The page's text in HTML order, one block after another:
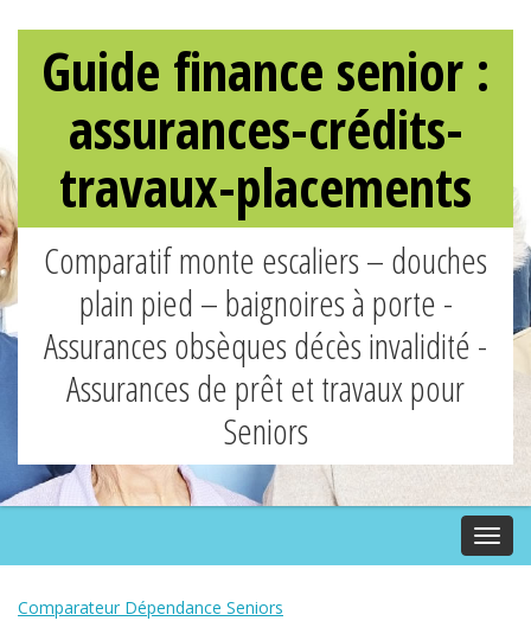
Guide finance senior :
assurances-crédits-
travaux-placements
Comparatif monte escaliers – douches
plain pied – baignoires à porte -
Assurances obsèques décès invalidité -
Assurances de prêt et travaux pour
Seniors
Comparateur Dépendance Seniors